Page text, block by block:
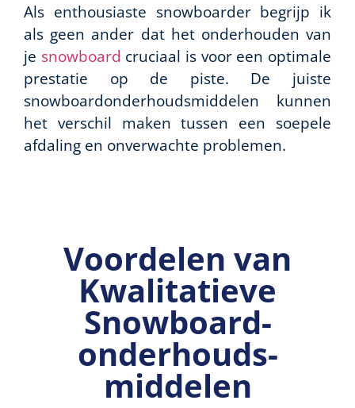
Als enthousiaste snowboarder begrijp ik
als geen ander dat het onderhouden van
je snowboard cruciaal is voor een optimale
prestatie op de piste. De juiste
snowboardonderhoudsmiddelen kunnen
het verschil maken tussen een soepele
afdaling en onverwachte problemen.
Voordelen van
Kwalitatieve
Snowboard­
onderhouds­
middelen